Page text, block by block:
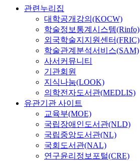
관련누리집
대학공개강의(KOCW)
학술정보통계시스템(Rinfo)
외국학술지지원센터(FRIC)
학술관계분석서비스(SAM)
사서커뮤니티
기관회원
지식나눔(LOOK)
의학전자도서관(MEDLIS)
유관기관 사이트
교육부(MOE)
국립장애인도서관(NLD)
국립중앙도서관(NL)
국회도서관(NAL)
연구윤리정보포털(CRE)